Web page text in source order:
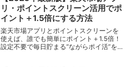
リ・ポイントスクリーン活用でポ
イント＋1.5倍にする方法
楽天市場アプリとポイントスクリーンを
使えば、誰でも簡単にポイント＋1.5倍！
設定不要で毎日貯まる“ながらポイ活”を